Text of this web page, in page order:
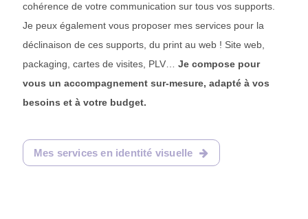
cohérence de votre communication sur tous vos supports.
Je peux également vous proposer mes services pour la
déclinaison de ces supports, du print au web ! Site web,
packaging, cartes de visites, PLV… Je compose pour
vous un accompagnement sur-mesure, adapté à vos
besoins et à votre budget.
Mes services en identité visuelle